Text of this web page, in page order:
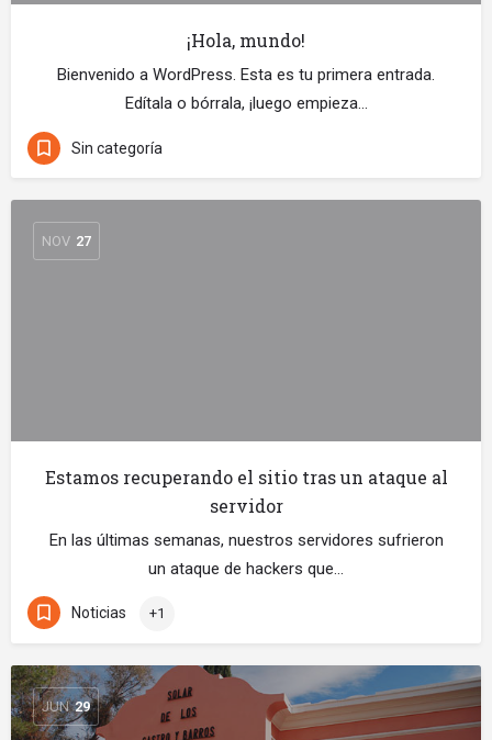
¡Hola, mundo!
Bienvenido a WordPress. Esta es tu primera entrada.
Edítala o bórrala, ¡luego empieza…
Sin categoría
NOV 27
Estamos recuperando el sitio tras un ataque al
servidor
En las últimas semanas, nuestros servidores sufrieron
un ataque de hackers que…
Noticias +1
JUN 29